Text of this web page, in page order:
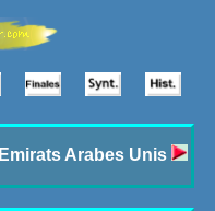
Emirats Arabes Unis